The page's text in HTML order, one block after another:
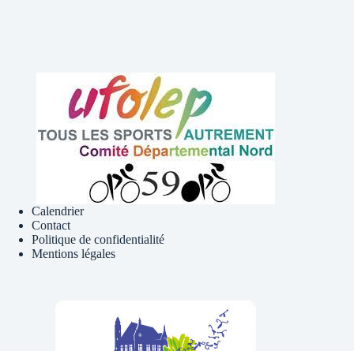
Calendrier
Contact
Politique de confidentialité
Mentions légales